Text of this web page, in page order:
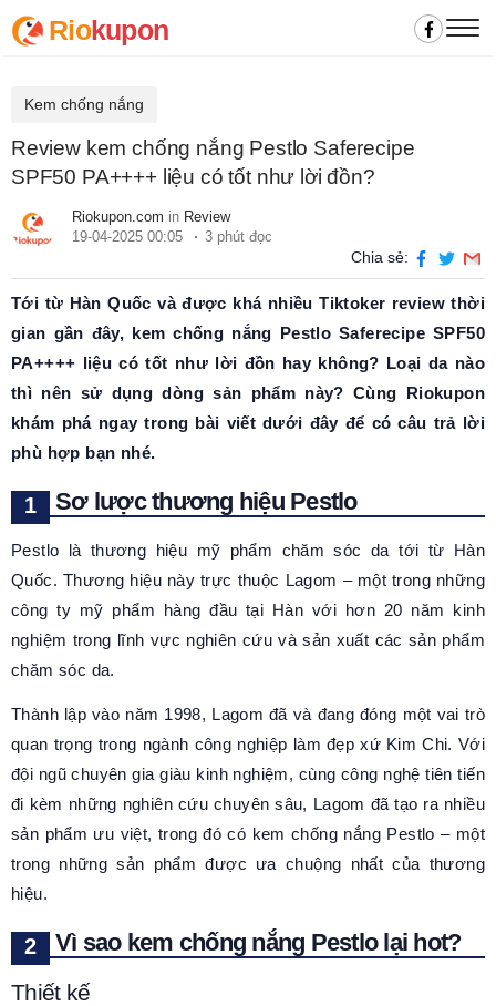
Riokupon
Kem chống nắng
Review kem chống nắng Pestlo Saferecipe
SPF50 PA++++ liệu có tốt như lời đồn?
Riokupon.com in Review
19-04-2025 00:05
3 phút đọc
Chia sẻ:
Tới từ Hàn Quốc và được khá nhiều Tiktoker review thời
gian gần đây, kem chống nắng Pestlo Saferecipe SPF50
PA++++ liệu có tốt như lời đồn hay không? Loại da nào
thì nên sử dụng dòng sản phẩm này? Cùng Riokupon
khám phá ngay trong bài viết dưới đây để có câu trả lời
phù hợp bạn nhé.
Sơ lược thương hiệu Pestlo
Pestlo là thương hiệu mỹ phẩm chăm sóc da tới từ Hàn
Quốc. Thương hiệu này trực thuộc Lagom – một trong những
công ty mỹ phẩm hàng đầu tại Hàn với hơn 20 năm kinh
nghiệm trong lĩnh vực nghiên cứu và sản xuất các sản phẩm
chăm sóc da.
Thành lập vào năm 1998, Lagom đã và đang đóng một vai trò
quan trọng trong ngành công nghiệp làm đẹp xứ Kim Chi. Với
đội ngũ chuyên gia giàu kinh nghiệm, cùng công nghệ tiên tiến
đi kèm những nghiên cứu chuyên sâu, Lagom đã tạo ra nhiều
sản phẩm ưu việt, trong đó có kem chống nắng Pestlo – một
trong những sản phẩm được ưa chuộng nhất của thương
hiệu.
Vì sao kem chống nắng Pestlo lại hot?
Thiết kế